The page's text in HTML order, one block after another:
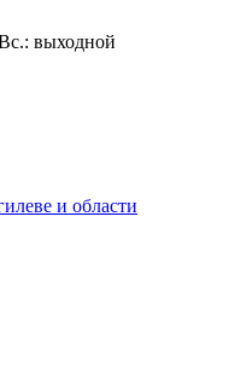
выходной
и области